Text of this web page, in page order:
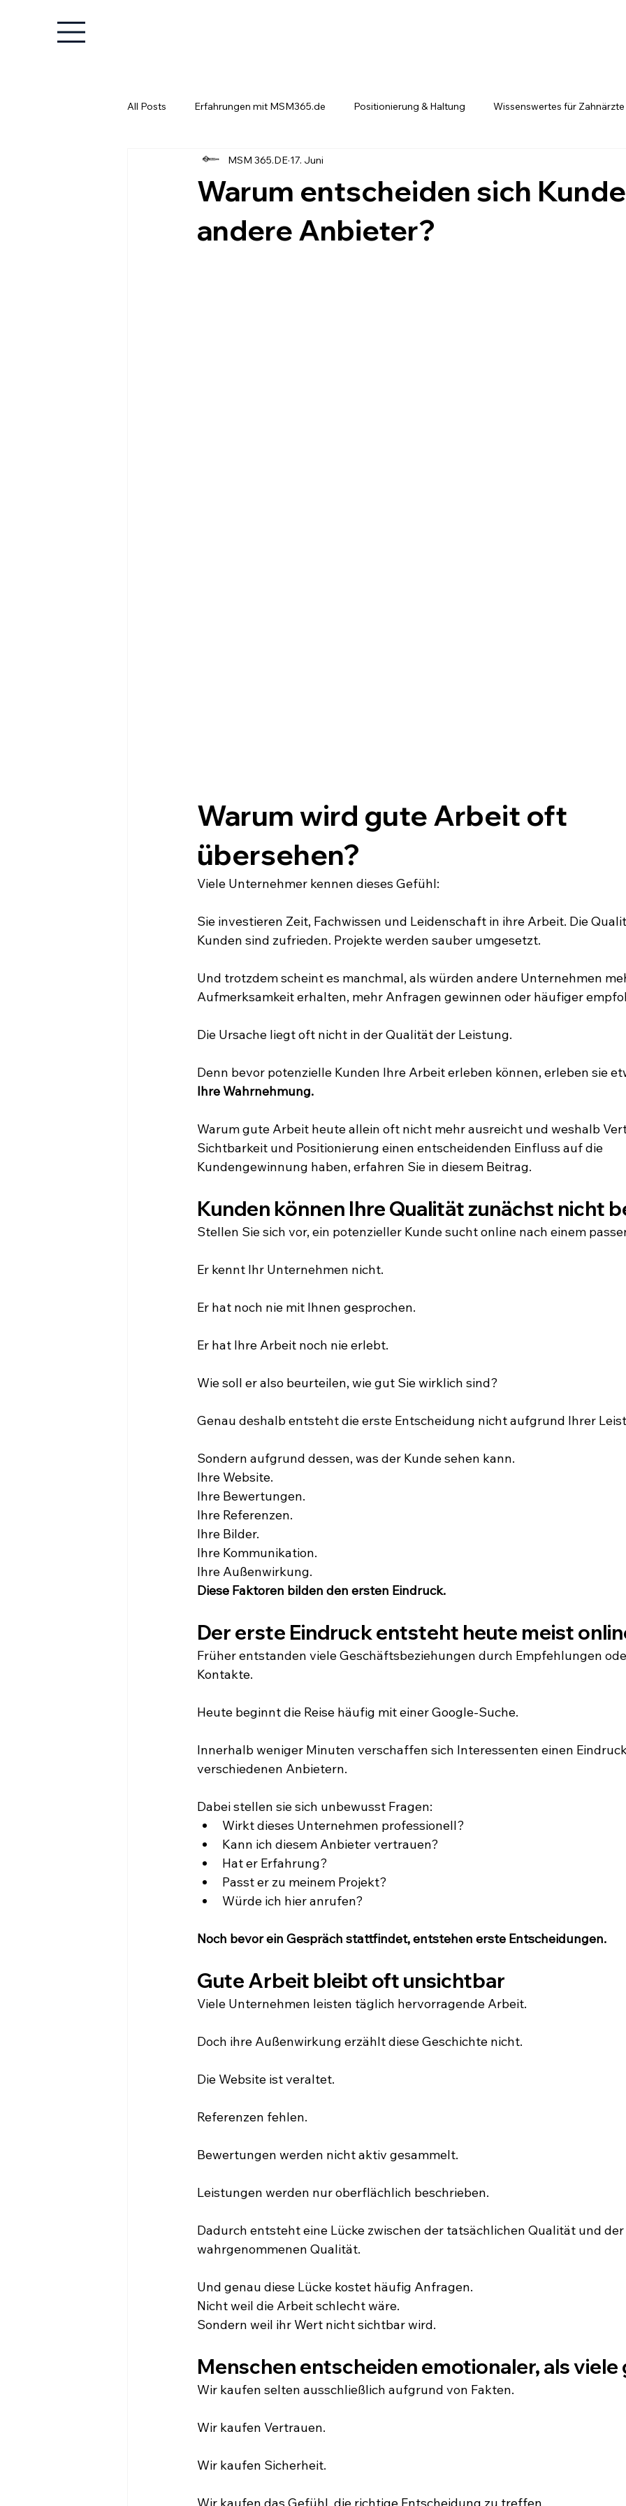
All Posts Erfahrungen mit MSM365.de Positionierung & Haltung Wissenswertes für Zahnärzte
Wissenswertes für Unternehmer
Warum entscheiden sich
andere Anbieter?
MSM 365.DE 17. Juni
Warum wird gute Arbeit oft
übersehen?
Viele Unternehmer kennen dieses Gefühl:
Sie investieren Zeit, Fachwissen und Leidenschaft in ihre Arbeit. Die
Kunden sind zufrieden. Projekte werden sauber umgesetzt.
Und trotzdem scheint es manchmal, als würden andere Unternehmen
Aufmerksamkeit erhalten, mehr Anfragen gewinnen oder häufiger
Die Ursache liegt oft nicht in der Qualität der Leistung.
Denn bevor potenzielle Kunden Ihre Arbeit erleben können, erleben sie
Ihre Wahrnehmung.
Warum gute Arbeit heute allein oft nicht mehr ausreicht und weshalb
Sichtbarkeit und Positionierung einen entscheidenden Einfluss auf die
Kundengewinnung haben, erfahren Sie in diesem Beitrag.
Kunden können Ihre Qualität zunächst nicht
Stellen Sie sich vor, ein potenzieller Kunde sucht online nach einem
Er kennt Ihr Unternehmen nicht.
Er hat noch nie mit Ihnen gesprochen.
Er hat Ihre Arbeit noch nie erlebt.
Wie soll er also beurteilen, wie gut Sie wirklich sind?
Genau deshalb entsteht die erste Entscheidung nicht aufgrund Ihrer
Sondern aufgrund dessen, was der Kunde sehen kann.
Ihre Website.
Ihre Bewertungen.
Ihre Referenzen.
Ihre Bilder.
Ihre Kommunikation.
Ihre Außenwirkung.
Diese Faktoren bilden den ersten Eindruck.
Der erste Eindruck entsteht heute meist
Früher entstanden viele Geschäftsbeziehungen durch Empfehlungen
Kontakte.
Heute beginnt die Reise häufig mit einer Google-Suche.
Innerhalb weniger Minuten verschaffen sich Interessenten einen
verschiedenen Anbietern.
Dabei stellen sie sich unbewusst Fragen:
Wirkt dieses Unternehmen professionell?
Kann ich diesem Anbieter vertrauen?
Hat er Erfahrung?
Passt er zu meinem Projekt?
Würde ich hier anrufen?
Noch bevor ein Gespräch stattfindet, entstehen erste Entscheidungen.
Gute Arbeit bleibt oft unsichtbar
Viele Unternehmen leisten täglich hervorragende Arbeit.
Doch ihre Außenwirkung erzählt diese Geschichte nicht.
Die Website ist veraltet.
Referenzen fehlen.
Bewertungen werden nicht aktiv gesammelt.
Leistungen werden nur oberflächlich beschrieben.
Dadurch entsteht eine Lücke zwischen der tatsächlichen Qualität und der
wahrgenommenen Qualität.
Und genau diese Lücke kostet häufig Anfragen.
Nicht weil die Arbeit schlecht wäre.
Sondern weil ihr Wert nicht sichtbar wird.
Menschen entscheiden emotionaler, als viele
Wir kaufen selten ausschließlich aufgrund von Fakten.
Wir kaufen Vertrauen.
Wir kaufen Sicherheit.